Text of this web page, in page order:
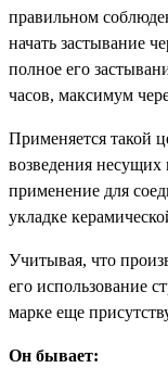
правильном
начать застывание
полное его
часов, максимум
Применяется такой
возведения
применение для
укладке
Учитывая, что
его использование
марке еще
Он бывает: